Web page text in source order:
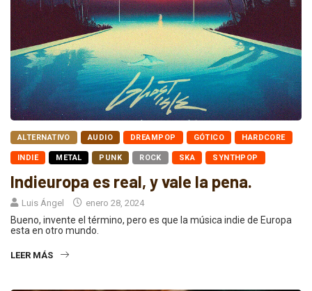
ALTERNATIVO AUDIO DREAMPOP GÓTICO HARDCORE
INDIE METAL PUNK ROCK SKA SYNTHPOP
Indieuropa es real, y vale la pena.
Luis Ángel enero 28, 2024
Bueno, invente el término, pero es que la música indie de Europa
esta en otro mundo.
LEER MÁS